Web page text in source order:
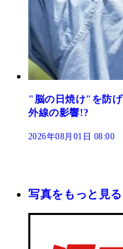
"脳の日焼け"を防
外線の影響!?
2026年08月01日 08:00
写真をもっと見る